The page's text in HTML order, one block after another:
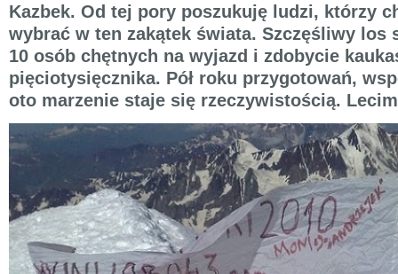
Kazbek. Od tej pory poszukuję ludzi, którzy
wybrać w ten zakątek świata. Szczęśliwy los
10 osób chętnych na wyjazd i zdobycie
pięciotysięcznika. Pół roku przygotowań,
oto marzenie staje się rzeczywistością.